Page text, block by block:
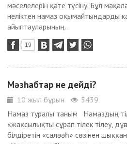
мәселелерін қате түсіну. Бұл
неліктен намаз оқымайтындарды
айыптауларының...
19
Мәзһабтар не дейді?
10 жыл бұрын
5439
Намаз туралы таным Намаздың
«жақсылықты сұрап тілек тілеу,
білдіретін «саләәһ» сөзінен